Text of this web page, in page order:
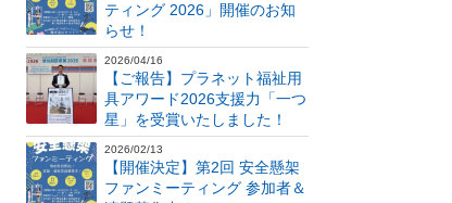
ティング 2026」開催のお知
らせ！
2026/04/16
【ご報告】プラネット福祉用
具アワード2026支援力「一つ
星」を受賞いたしました！
2026/02/13
【開催決定】第2回 安全懸架
ファンミーティング 参加者＆